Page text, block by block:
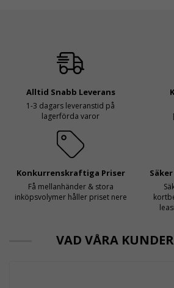
Alltid Snabb Leverans
1-3 dagars leveranstid på
lagerförda varor
Konkurrenskraftiga Priser
Få mellanhänder & stora
inköpsvolymer håller priset nere
VAD VÅRA